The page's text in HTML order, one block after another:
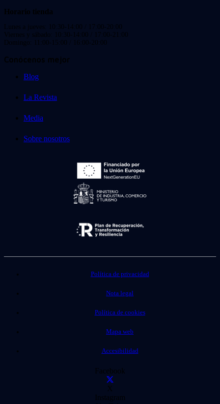
Horario tienda
Lunes a jueves: 10:30-14:00 / 17:00-20:00
Viernes y sábado: 10:30-14:00 / 17:00-21:00
Domingo: 11:00-15:00 / 16:00-20:00
Conócenos mejor
Blog
La Revista
Media
Sobre nosotros
Política de privacidad
Nota legal
Política de cookies
Mapa web
Accesibilidad
Facebook
X
Instagram